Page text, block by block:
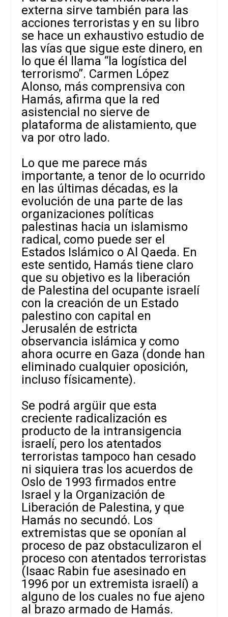
externa sirve también para las
acciones terroristas y en su libro
se hace un exhaustivo estudio de
las vías que sigue este dinero, en
lo que él llama “la logística del
terrorismo”. Carmen López
Alonso, más comprensiva con
Hamás, afirma que la red
asistencial no sierve de
plataforma de alistamiento, que
va por otro lado.
Lo que me parece más
importante, a tenor de lo ocurrido
en las últimas décadas, es la
evolución de una parte de las
organizaciones políticas
palestinas hacia un islamismo
radical, como puede ser el
Estados Islámico o Al Qaeda. En
este sentido, Hamás tiene claro
que su objetivo es la liberación
de Palestina del ocupante israelí
con la creación de un Estado
palestino con capital en
Jerusalén de estricta
observancia islámica y como
ahora ocurre en Gaza (donde han
eliminado cualquier oposición,
incluso físicamente).
Se podrá argüir que esta
creciente radicalización es
producto de la intransigencia
israelí, pero los atentados
terroristas tampoco han cesado
ni siquiera tras los acuerdos de
Oslo de 1993 firmados entre
Israel y la Organización de
Liberación de Palestina, y que
Hamás no secundó. Los
extremistas que se oponían al
proceso de paz obstaculizaron el
proceso con atentados terroristas
(Isaac Rabin fue asesinado en
1996 por un extremista israelí) a
alguno de los cuales no fue ajeno
al brazo armado de Hamás.